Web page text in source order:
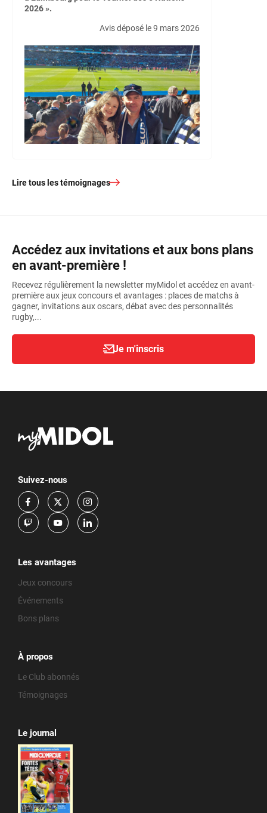
2026 ».
Avis déposé le 9 mars 2026
Lire tous les témoignages
Accédez aux invitations et aux bons plans
en avant-première !
Recevez régulièrement la newsletter myMidol et accédez en avant-
première aux jeux concours et avantages : places de matchs à
gagner, invitations aux oscars, débat avec des personnalités
rugby,...
Je m'inscris
Suivez-nous
Les avantages
Jeux concours
Événements
Bons plans
À propos
Le Club abonnés
Témoignages
Le journal